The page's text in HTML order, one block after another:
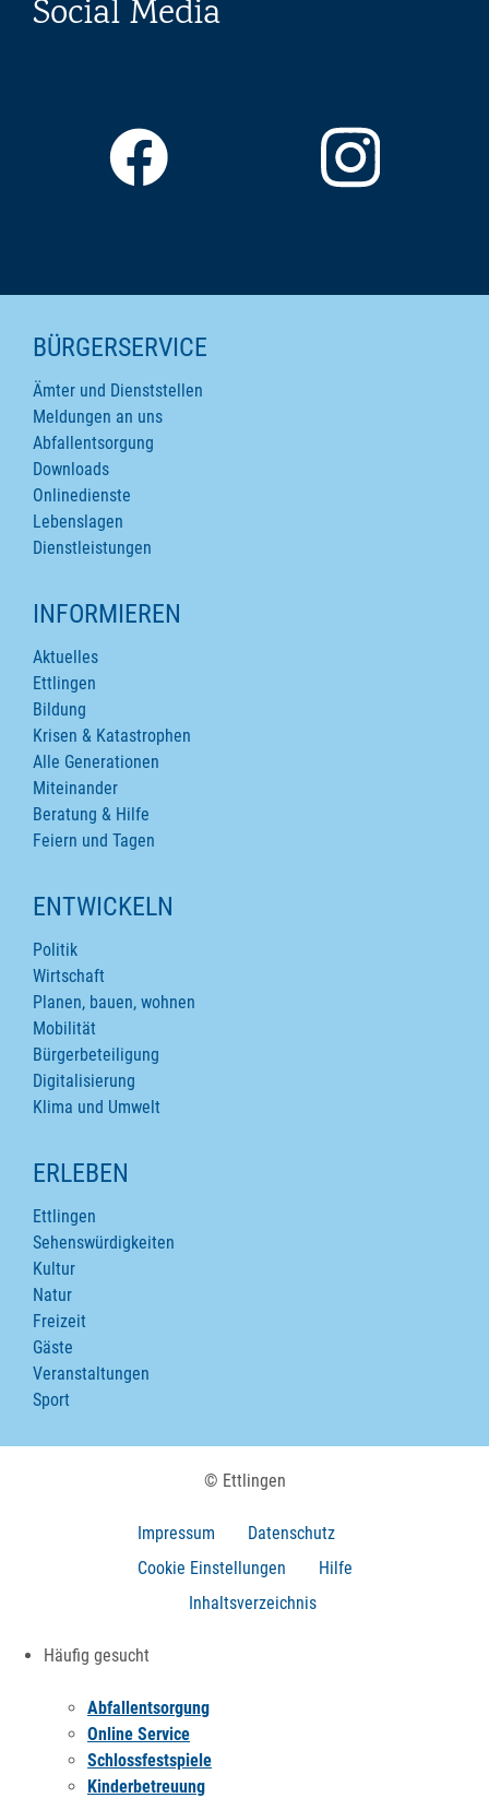
Social Media
SEITENINHALTE
BÜRGERSERVICE
Ämter und Dienststellen
Meldungen an uns
Abfallentsorgung
Downloads
Onlinedienste
Lebenslagen
Dienstleistungen
INFORMIEREN
Aktuelles
Ettlingen
Bildung
Krisen & Katastrophen
Alle Generationen
Miteinander
Beratung & Hilfe
Feiern und Tagen
ENTWICKELN
Politik
Wirtschaft
Planen, bauen, wohnen
Mobilität
Bürgerbeteiligung
Digitalisierung
Klima und Umwelt
ERLEBEN
Ettlingen
Sehenswürdigkeiten
Kultur
Natur
Freizeit
Gäste
Veranstaltungen
Sport
© Ettlingen
Impressum
Datenschutz
Cookie Einstellungen
Hilfe
Inhaltsverzeichnis
Häufig gesucht
Abfallentsorgung
Online Service
Schlossfestspiele
Kinderbetreuung